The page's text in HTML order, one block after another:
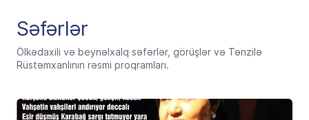
Səfərlər
Ölkədaxili və beynəlxalq səfərlər, görüşlər və Tənzilə
Rüstəmxanlının rəsmi proqramları.